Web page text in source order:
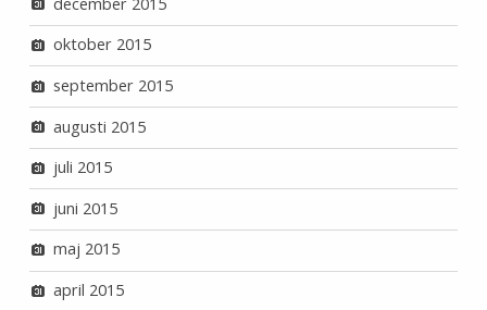
oktober 2015
september 2015
augusti 2015
juli 2015
juni 2015
maj 2015
april 2015